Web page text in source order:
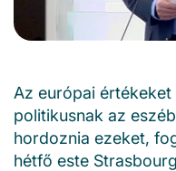
Az európai
politikusnak az
hordoznia ezeket,
hétfő este